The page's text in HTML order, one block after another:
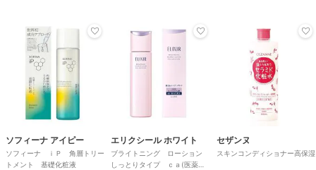
ソフィーナ アイピー
ソフィーナ ｉＰ 角層トリー
トメント 基礎化粧液
エリクシール ホワイト
ブライトニング ローション
しっとりタイプ ｃａ(医薬部
セザンヌ
スキンコンディショナー高保湿